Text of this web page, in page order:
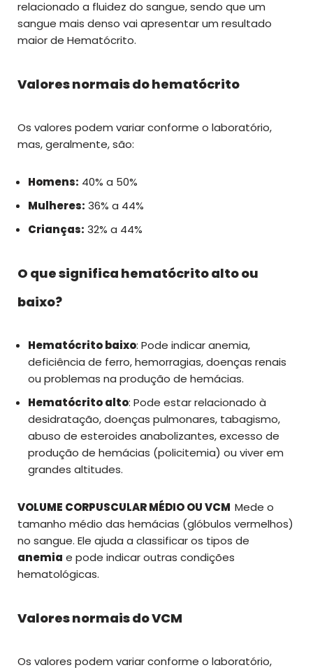
relacionado a fluidez do sangue, sendo que um
sangue mais denso vai apresentar um resultado
maior de Hematócrito.
Valores normais do hematócrito
Os valores podem variar conforme o laboratório,
mas, geralmente, são:
Homens: 40% a 50%
Mulheres: 36% a 44%
Crianças: 32% a 44%
O que significa hematócrito alto ou
baixo?
Hematócrito baixo: Pode indicar anemia,
deficiência de ferro, hemorragias, doenças renais
ou problemas na produção de hemácias.
Hematócrito alto: Pode estar relacionado à
desidratação, doenças pulmonares, tabagismo,
abuso de esteroides anabolizantes, excesso de
produção de hemácias (policitemia) ou viver em
grandes altitudes.
VOLUME CORPUSCULAR MÉDIO OU VCM Mede o
tamanho médio das hemácias (glóbulos vermelhos)
no sangue. Ele ajuda a classificar os tipos de
anemia e pode indicar outras condições
hematológicas.
Valores normais do VCM
Os valores podem variar conforme o laboratório,